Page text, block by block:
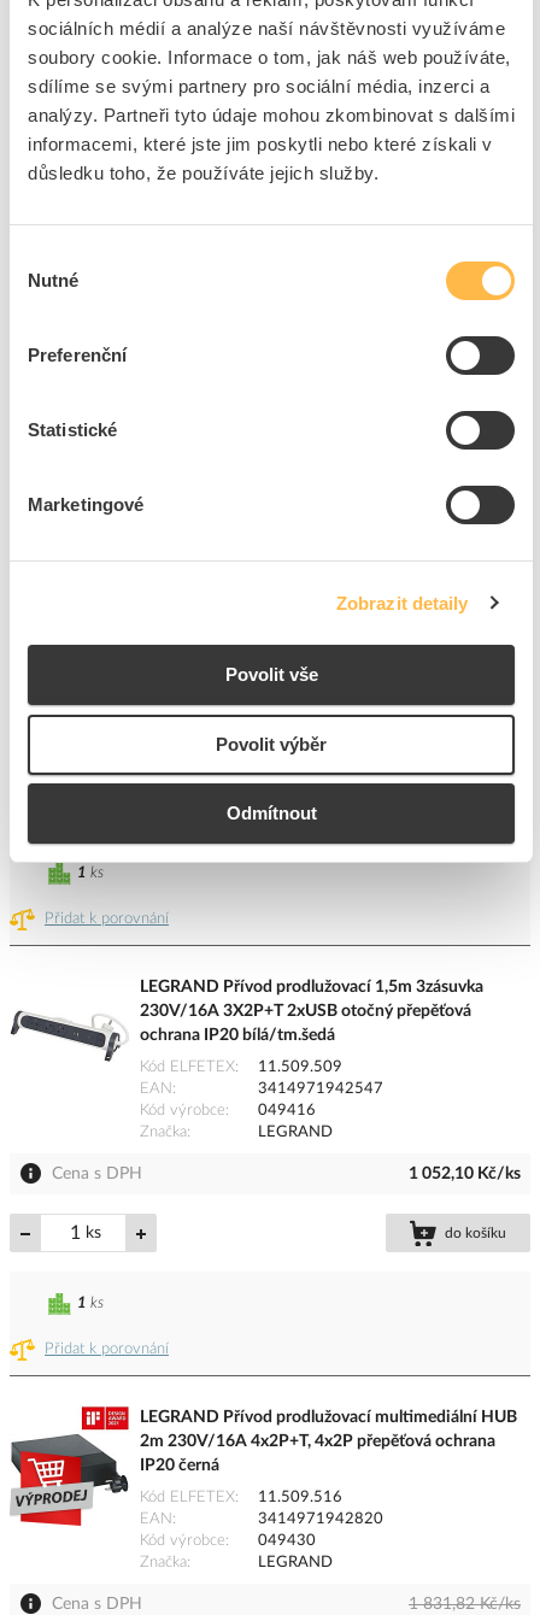
sociálních médií a analýze naší návštěvnosti využíváme
soubory cookie. Informace o tom, jak náš web používáte,
sdílíme se svými partnery pro sociální média, inzerci a
analýzy. Partneři tyto údaje mohou zkombinovat s dalšími
informacemi, které jste jim poskytli nebo které získali v
důsledku toho, že používáte jejich služby.
souhlasu
Nutné
Preferenční
Statistické
Marketingové
Zobrazit detaily
Povolit vše
Povolit výběr
Odmítnout
Přidat k porovnání
LEGRAND Přívod prodlužovací 1,5m 4zásuvka
230V/16A 4X2P+T přepěťová ochrana IP20
černá/tm.šedá
EAN
3414971942660
do košíku
LEGRAND Přívod prodlužovací 1,5m 3zásuvka
049424
Značka
LEGRAND
Přidat k porovnání
1 ks
LEGRAND Přívod prodlužovací 1,5m 3zásuvka
230V/16A 3X2P+T 2xUSB otočný přepěťová
ochrana IP20 bílá/tm.šedá
Kód ELFETEX
11.509.509
EAN
3414971942547
Kód výrobce
049416
Značka
LEGRAND
Cena s DPH 1 052,10 Kč/ks
ks do košíku
Přidat k porovnání
1 ks
LEGRAND Přívod prodlužovací multimediální HUB
2m 230V/16A 4x2P+T, 4x2P přepěťová ochrana
IP20 černá
Kód ELFETEX
11.509.516
EAN
3414971942820
Kód výrobce
049430
Značka
LEGRAND
Cena s DPH
1 831,82 Kč/ks